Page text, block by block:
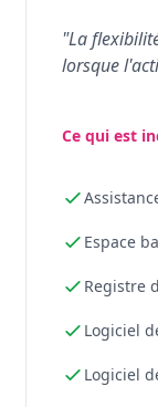
"La
lorsque
Ce qui est
Espace
Registre
Logiciel
Logiciel